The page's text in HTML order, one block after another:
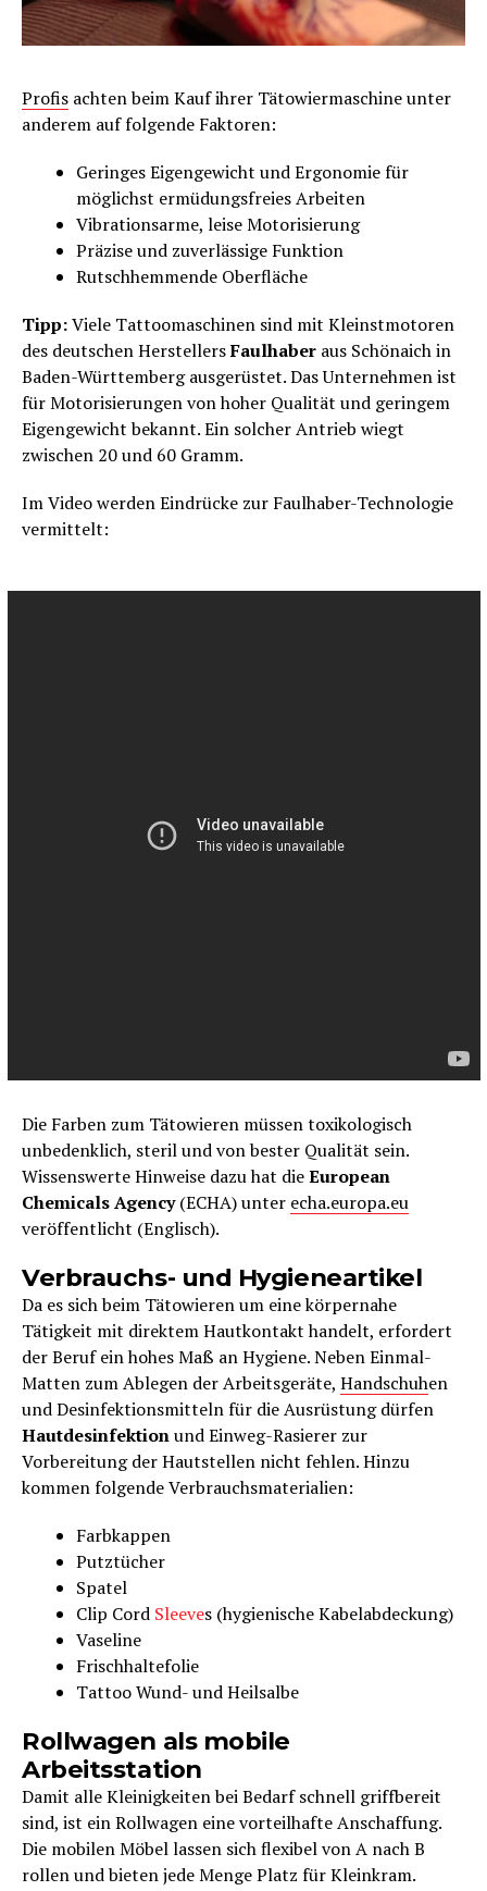
Profis achten beim Kauf ihrer Tätowiermaschine unter
anderem auf folgende Faktoren:
Geringes Eigengewicht und Ergonomie für
möglichst ermüdungsfreies Arbeiten
Vibrationsarme, leise Motorisierung
Präzise und zuverlässige Funktion
Rutschhemmende Oberfläche
Tipp:Viele Tattoomaschinen sind mit Kleinstmotoren
des deutschen HerstellersFaulhaber aus Schönaich in
Baden-Württemberg ausgerüstet. Das Unternehmen ist
für Motorisierungen von hoher Qualität und geringem
Eigengewicht bekannt. Ein solcher Antrieb wiegt
zwischen 20 und 60 Gramm.
Im Video werden Eindrücke zur Faulhaber-Technologie
vermittelt:
Die Farben zum Tätowieren müssen toxikologisch
unbedenklich, steril und von bester Qualität sein.
Wissenswerte Hinweise dazu hat dieEuropean
Chemicals Agency(ECHA) unter echa.europa.eu
veröffentlicht (Englisch).
Verbrauchs- und Hygieneartikel
Da es sich beim Tätowieren um eine körpernahe
Tätigkeit mit direktem Hautkontakt handelt, erfordert
der Beruf ein hohes Maß an Hygiene. Neben Einmal-
Matten zum Ablegen der Arbeitsgeräte, Handschuhen
und Desinfektionsmitteln für die Ausrüstung dürfen
Hautdesinfektionund Einweg-Rasierer zur
Vorbereitung der Hautstellen nicht fehlen. Hinzu
kommen folgende Verbrauchsmaterialien:
Farbkappen
Putztücher
Spatel
Clip Cord Sleeves (hygienische Kabelabdeckung)
Vaseline
Frischhaltefolie
Tattoo Wund- und Heilsalbe
Rollwagen als mobile
Arbeitsstation
Damit alle Kleinigkeiten bei Bedarf schnell griffbereit
sind, ist ein Rollwagen eine vorteilhafte Anschaffung.
Die mobilen Möbel lassen sich flexibel von A nach B
rollen und bieten jede Menge Platz für Kleinkram.